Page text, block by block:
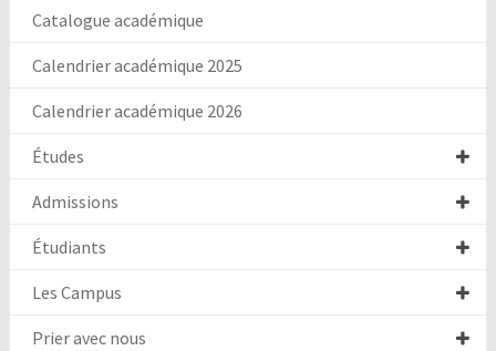
Catalogue académique
Calendrier académique 2025
Calendrier académique 2026
Études
Admissions
Étudiants
Les Campus
Prier avec nous